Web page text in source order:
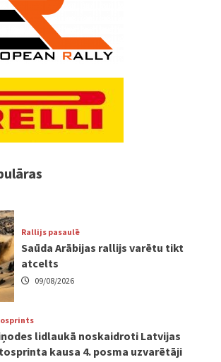
Rallijs pasaulē
Saūda Arābijas rallijs varētu tikt
atcelts
09/08/2026
lidlaukā noskaidroti Latvijas
kausa 4. posma uzvarētāji